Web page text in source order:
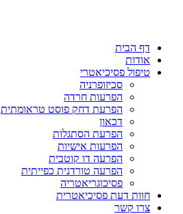
דף הבית
אודות
טיפול פסיכיאטרי
סכיזופרניה
הפרעות חרדה
הפרעת דחק פוסט טראומתית
דכאון
הפרעת הסתגלות
הפרעות אישיות
הפרעה דו קוטבית
הפרעה טורדנית כפייתית
פסיכוגריאטריה
חוות דעת פסיכיאטרית
צרו קשר